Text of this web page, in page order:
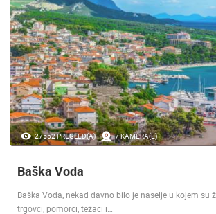
27552 PREGLED(A) 7 KAMERA(E)
Baška Voda
Baška Voda, nekad davno bilo je naselje u kojem su
trgovci, pomorci, težaci i…